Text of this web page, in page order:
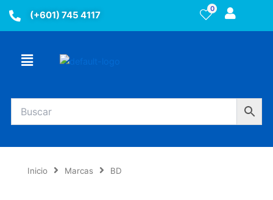
(+601) 745 4117
0
Menú
Inicio Marcas BD